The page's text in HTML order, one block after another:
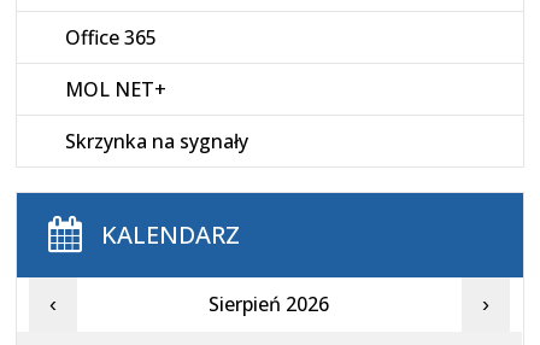
Office 365
MOL NET+
Skrzynka na sygnały
KALENDARZ
‹ Sierpień 2026 ›